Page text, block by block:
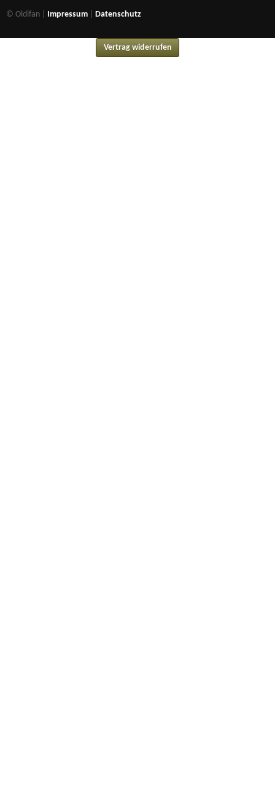
© Oldifan | Impressum Datenschutz
Vertrag widerrufen